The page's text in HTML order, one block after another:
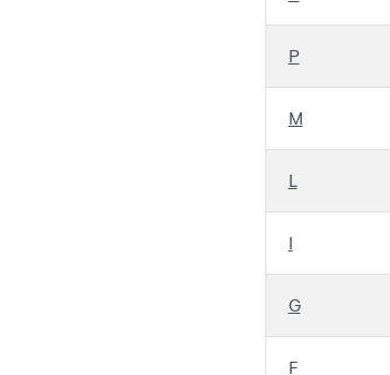
P
M
L
I
G
F